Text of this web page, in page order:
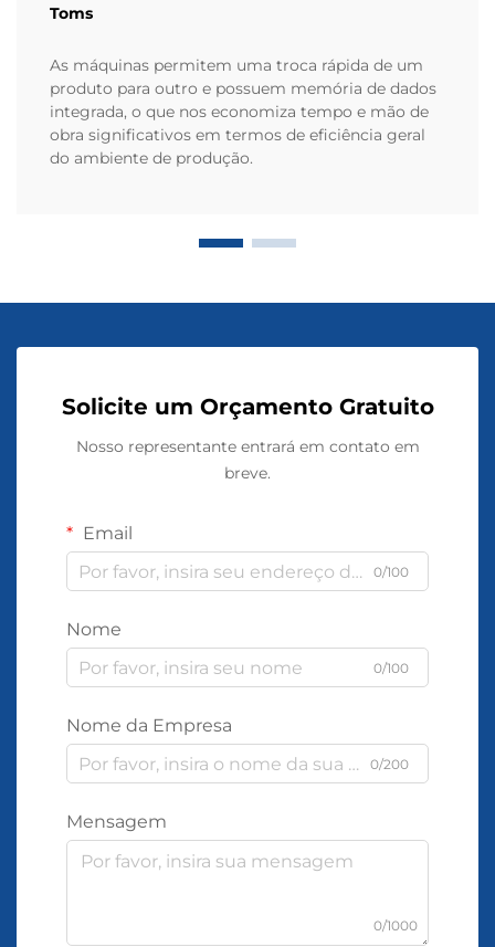
Toms
As máquinas permitem uma troca rápida de um
produto para outro e possuem memória de dados
integrada, o que nos economiza tempo e mão de
obra significativos em termos de eficiência geral
do ambiente de produção.
Solicite um Orçamento Gratuito
Nosso representante entrará em contato em
breve.
Email
0/100
Nome
0/100
Nome da Empresa
0/200
Mensagem
0/1000